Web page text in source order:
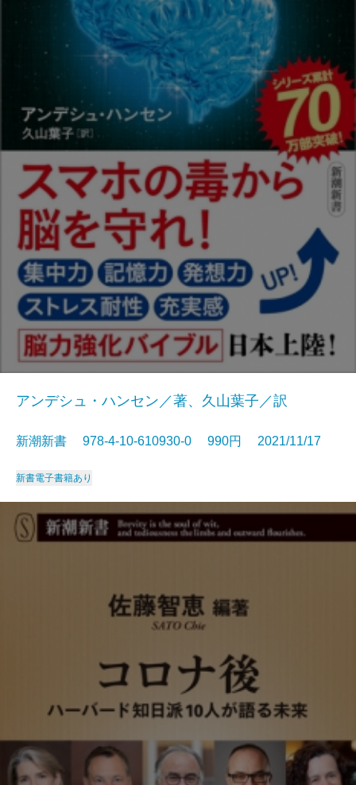
アンデシュ・ハンセン／著、久山葉子／訳
新潮新書 978-4-10-610930-0 990円 2021/11/17
新書電子書籍あり